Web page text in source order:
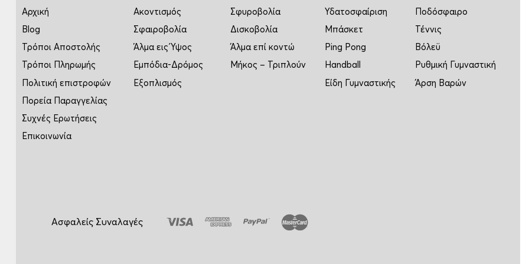
Αρχική
Blog
Τρόποι Αποστολής
Τρόποι Πληρωμής
Πολιτική επιστροφών
Πορεία Παραγγελίας
Συχνές Ερωτήσεις
Επικοινωνία
Ακοντισμός
Σφυροβολία
Σφαιροβολία
Δισκοβολία
Άλμα εις Ύψος
Άλμα επί κοντώ
Εμπόδια-Δρόμος
Μήκος – Τριπλούν
Εξοπλισμός
Υδατοσφαίριση
Ποδόσφαιρο
Μπάσκετ
Τέννις
Ping Pong
Βόλεϋ
Handball
Ρυθμική Γυμναστική
Είδη Γυμναστικής
Άρση Βαρών
Ασφαλείς Συναλαγές